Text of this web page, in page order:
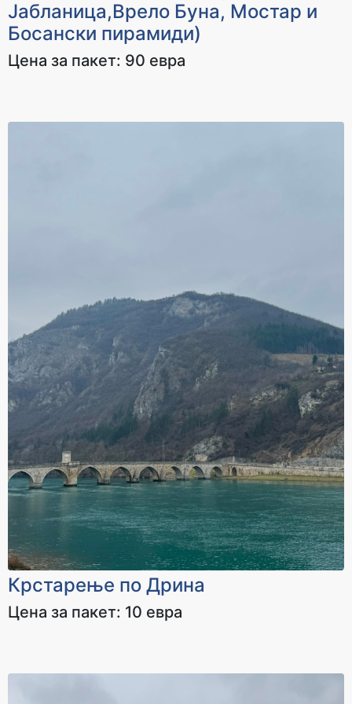
Cashback
2800 ден
Cashback
Јабланица,Врело Буна, Мостар и
Босански пирамиди)
Цена за пакет: 90 евра
Крстарење по Дрина
Цена за пакет: 10 евра